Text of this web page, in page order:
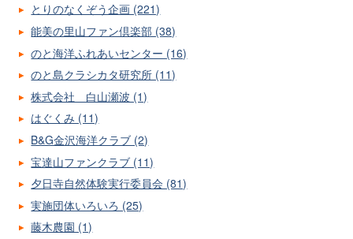
とりのなくぞう企画 (221)
能美の里山ファン倶楽部 (38)
のと海洋ふれあいセンター (16)
のと島クラシカタ研究所 (11)
株式会社 白山瀬波 (1)
はぐくみ (11)
B&G金沢海洋クラブ (2)
宝達山ファンクラブ (11)
夕日寺自然体験実行委員会 (81)
実施団体いろいろ (25)
藤木農園 (1)